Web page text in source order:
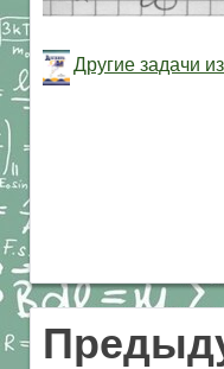
Другие задачи